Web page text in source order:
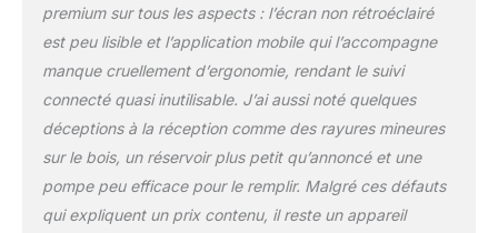
pour plus de confort,
même pour les plus
poignées en cuir et les
sangles de pied
améliorées préviennent
les ampoules et les
un entraînement sûr et
confortable.
premium sur tous les aspects : l’écran non rétroéclairé
est peu lisible et l’application mobile qui l’accompagne
manque cruellement d’ergonomie, rendant le suivi
connecté quasi inutilisable. J’ai aussi noté quelques
déceptions à la réception comme des rayures mineures
sur le bois, un réservoir plus petit qu’annoncé et une
pompe peu efficace pour le remplir. Malgré ces défauts
qui expliquent un prix contenu, il reste un appareil